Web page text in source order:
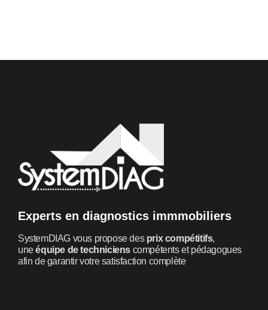
Experts en diagnostics immmobiliers
SystemDIAG vous propose des prix compétitifs,
uneéquipe de techniciens compétents et pédagogues
afin de garantir votre satisfaction complète